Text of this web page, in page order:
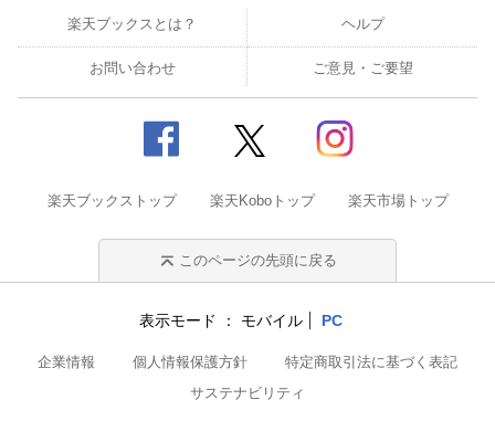
楽天ブックスとは？ ヘルプ
お問い合わせ ご意見・ご要望
楽天ブックストップ 楽天Koboトップ 楽天市場トップ
このページの先頭に戻る
表示モード モバイル PC
企業情報 個人情報保護方針
特定商取引法に基づく表記
サステナビリティ